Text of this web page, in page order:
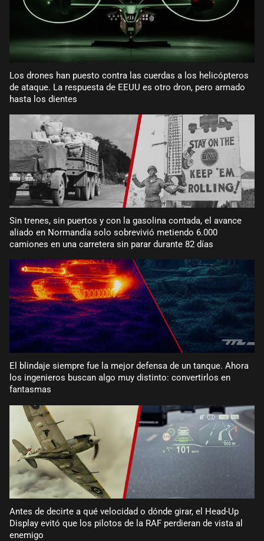
Los drones han puesto contra las cuerdas a los helicópteros
de ataque. La respuesta de EEUU es otro dron, pero armado
hasta los dientes
Sin trenes, sin puertos y con la gasolina contada, el avance
aliado en Normandía solo sobrevivió metiendo 6.000
camiones en una carretera sin parar durante 82 días
El blindaje siempre fue la mejor defensa de un tanque. Ahora
los ingenieros buscan algo muy distinto: convertirlos en
fantasmas
Antes de decirte a qué velocidad o dónde girar, el Head-Up
Display evitó que los pilotos de la RAF perdieran de vista al
enemigo